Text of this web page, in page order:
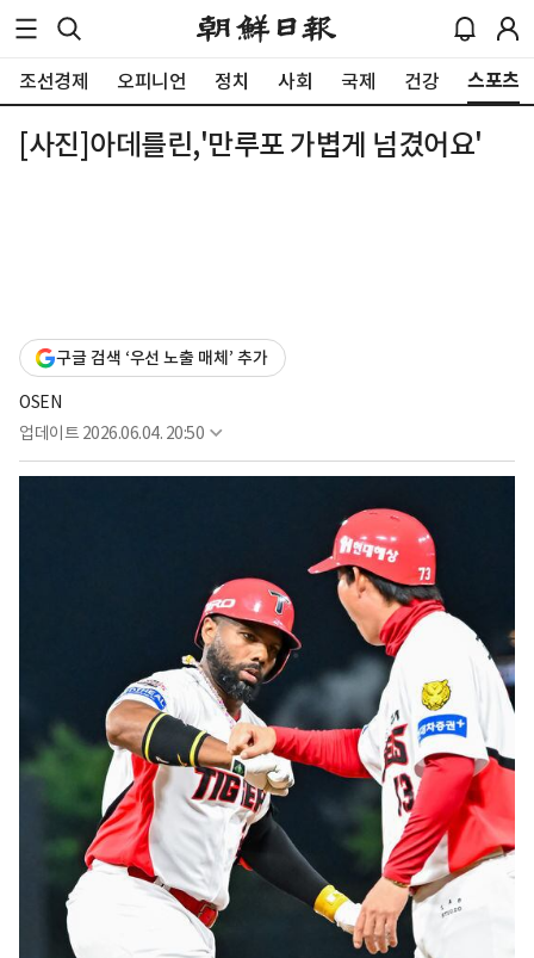
조선경제 오피니언 정치 사회 국제 건강 스포츠
[사진]아데를린,'만루포 가볍게 넘겼어요'
구글 검색 ‘우선 노출 매체’ 추가
OSEN
업데이트 2026.06.04. 20:50